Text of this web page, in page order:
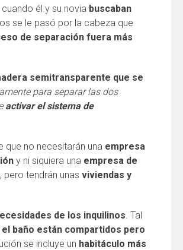
él y su novia buscaban
se le pasó por la cabeza que
de separación fuera más
semitransparente que se
para separar las dos
activar el sistema de
que no necesitarán una empresa
y ni siquiera una empresa de
pero tendrán unas viviendas y
de los inquilinos. Tal
el baño están compartidos pero
se incluye un habitáculo más